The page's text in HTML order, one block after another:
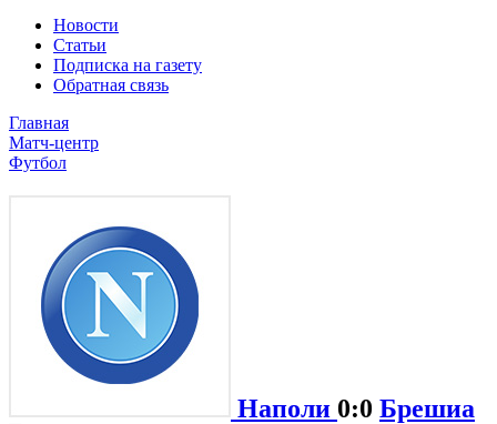
Новости
Статьи
Подписка на газету
Обратная связь
Главная
Матч-центр
Футбол
Наполи 0:0 Брешиа